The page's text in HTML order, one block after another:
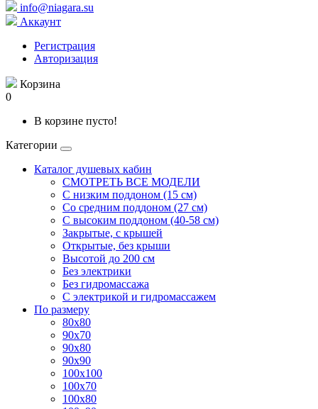
info@niagara.su
Аккаунт
Регистрация
Авторизация
Корзина
0
В корзине пусто!
Категории
Каталог душевых кабин
СМОТРЕТЬ ВСЕ МОДЕЛИ
С низким поддоном (15 см)
Со средним поддоном (27 см)
С высоким поддоном (40-58 см)
Закрытые, с крышей
Открытые, без крыши
Высотой до 200 см
Без электрики
Без гидромассажа
С электрикой и гидромассажем
По размеру
80x80
90x70
90x80
90x90
100x100
100x70
100x80